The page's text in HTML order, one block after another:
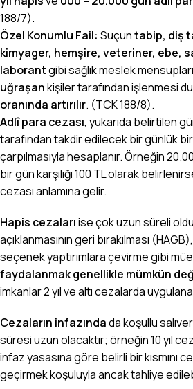
188/7).
Özel Konumlu Fail: Suçuntabip, diş
kimyager, hemşire, veteriner, ebe,
laborantgibi sağlık meslek
uğraşankişiler tarafından işlenmesi
oranında artırılır. (TCK 188/8).
Adlî para cezası, yukarıda belirtilen
tarafından takdir edilecek bir günlük
çarpılmasıyla hesaplanır. Örneğin
bir gün karşılığı 100 TL olarak
cezası anlamına gelir.
Hapis cezalarıise çok uzun süreli
açıklanmasının geri bırakılması
seçenek yaptırımlara çevirme gibi
faydalanmak genellikle mümkün
imkanlar 2 yıl ve altı cezalarda
Cezaların infazındada koşullu
süresi uzun olacaktır; örneğin 10 yıl
infaz yasasına göre belirli bir kısmını
geçirmek koşuluyla ancak tahliye